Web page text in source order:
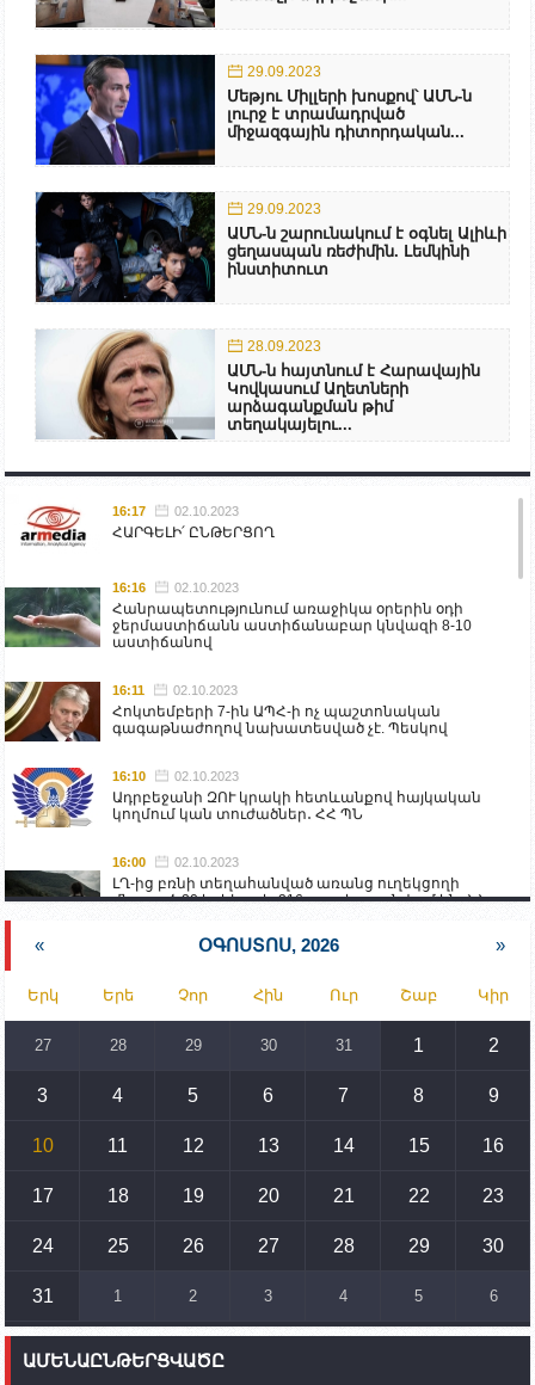
29.09.2023
Մեթյու Միլլերի խոսքով՝ ԱՄՆ-ն
լուրջ է տրամադրված
միջազգային դիտորդական...
29.09.2023
ԱՄՆ-ն շարունակում է օգնել Ալիևի
ցեղասպան ռեժիմին. Լեմկինի
ինստիտուտ
28.09.2023
ԱՄՆ-ն հայտնում է Հարավային
Կովկասում Աղետների
արձագանքման թիմ
տեղակայելու...
16:17 02.10.2023
ՀԱՐԳԵԼԻ՛ ԸՆԹԵՐՑՈՂ
16:16 02.10.2023
Հանրապետությունում առաջիկա օրերին օդի
ջերմաստիճանն աստիճանաբար կնվազի 8-10
աստիճանով
16:11 02.10.2023
Հոկտեմբերի 7-ին ԱՊՀ-ի ոչ պաշտոնական
գագաթնաժողով նախատեսված չէ. Պեսկով
16:10 02.10.2023
Ադրբեջանի ԶՈՒ կրակի հետևանքով հայկական
կողմում կան տուժածներ․ ՀՀ ՊՆ
16:00 02.10.2023
ԼՂ-ից բռնի տեղահանված առանց ուղեկցողի
մնացած 20 երեխա և 216 տարեց գտնվում են ՀՀ
Իրանը կողմ է տարածաշրջանի համար շահավետ
տրանսպորտային հաղորդակցությունների
զարգացմանը, սակայն ոչ՝ միջազգային
սահմանների փոփոխությանը
15:10 02.10.2023
սպառնալիքները կասեցնելու համար. իսպանացի
պատգամավորը Գորիսում է
14:54 02.10.2023
տեղակայված հայկական դիրքերի անձնակազմի
համար սնունդ տեղափոխող մեքենայի
ունեն. կիպրոսցի խորհրդարանականը՝ Ալեն
« ՕԳՈՍՏՈՍ, 2026 »
Երկ Երե Չոր Հին Ուր Շաբ Կիր
27 28 29 30 31 1 2
3 4 5 6 7 8 9
10 11 12 13 14 15 16
17 18 19 20 21 22 23
24 25 26 27 28 29 30
31 1 2 3 4 5 6
ԱՄԵՆԱԸՆԹԵՐՑՎԱԾԸ